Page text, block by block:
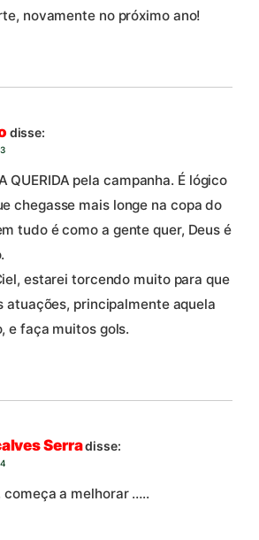
novamente no próximo ano!
disse:
QUERIDA pela campanha. É lógico
chegasse mais longe na copa do
tudo é como a gente quer, Deus é
estarei torcendo muito para que
atuações, principalmente aquela
e faça muitos gols.
Serradisse:
começa a melhorar …..